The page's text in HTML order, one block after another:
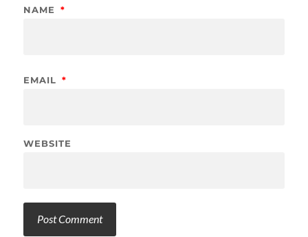
NAME *
EMAIL *
WEBSITE